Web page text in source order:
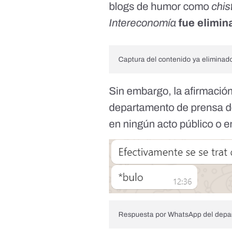
blogs de humor como
Intereconomía fue
Captura del contenido ya
Sin embargo, la
departamento de prensa
en ningún acto público o
Respuesta por WhatsApp del